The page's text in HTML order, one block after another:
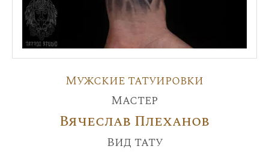
Мужские татуировки
Мастер
Вячеслав Плеханов
Вид тату